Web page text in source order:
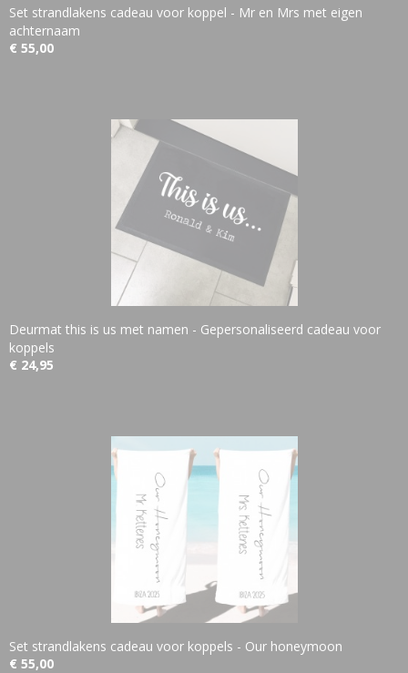
Set strandlakens cadeau voor koppel - Mr en Mrs met eigen
achternaam
€ 55,00
Deurmat this is us met namen - Gepersonaliseerd cadeau voor
koppels
€ 24,95
Set strandlakens cadeau voor koppels - Our honeymoon
€ 55,00